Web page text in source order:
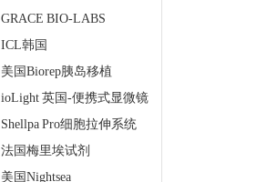
GRACE BIO-LABS
ICL韩国
美国Biorep胰岛移植
ioLight 英国-便携式显微镜
Shellpa Pro细胞拉伸系统
法国梅里埃试剂
美国Nightsea